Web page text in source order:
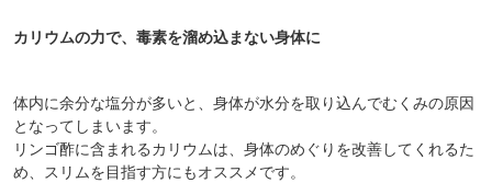
カリウムの力で、毒素を溜め込まない身体に
体内に余分な塩分が多いと、身体が水分を取り込んでむくみの原因
となってしまいます。
リンゴ酢に含まれるカリウムは、身体のめぐりを改善してくれるた
め、スリムを目指す方にもオススメです。